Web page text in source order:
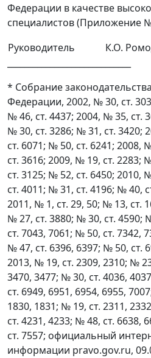
Федерации в качестве
специалистов (Приложение
Руководитель
К.О.
* Собрание
Федерации, 2002, № 30, ст.
№ 46, ст. 4437; 2004, № 35, ст.
№ 30, ст. 3286; № 31, ст. 3420;
ст. 6071; № 50, ст. 6241; 2008,
ст. 3616; 2009, № 19, ст. 2283;
ст. 3125; № 52, ст. 6450; 2010,
ст. 4011; № 31, ст. 4196; № 40,
2011, № 1, ст. 29, 50; № 13, ст.
№ 27, ст. 3880; № 30, ст. 4590;
ст. 7043, 7061; № 50, ст. 7342,
№ 47, ст. 6396, 6397; № 50, ст.
2013, № 19, ст. 2309, 2310; №
3470, 3477; № 30, ст. 4036,
ст. 6949, 6951, 6954, 6955,
1830, 1831; № 19, ст. 2311,
ст. 4231, 4233; № 48, ст. 6638,
ст. 7557; официальный
информации pravo.gov.ru,